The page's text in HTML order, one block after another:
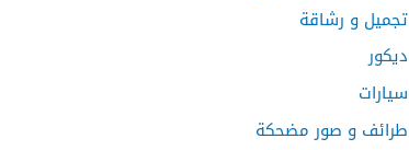
:تجميل و رشاقة
ديكور
سيارات
طرائف و صور مضحكة